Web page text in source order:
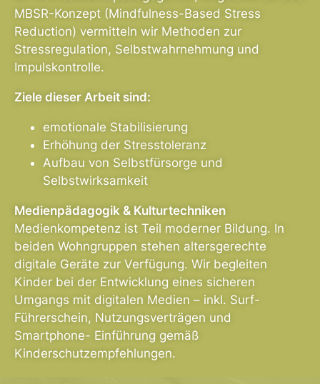
MBSR-Konzept (Mindfulness-Based Stress
Reduction) vermitteln wir Methoden zur
Stressregulation, Selbstwahrnehmung und
Impulskontrolle.
Ziele dieser Arbeit sind:
emotionale Stabilisierung
Erhöhung der Stresstoleranz
Aufbau von Selbstfürsorge und
Selbstwirksamkeit
Medienpädagogik & Kulturtechniken
Medienkompetenz ist Teil moderner Bildung. In
beiden Wohngruppen stehen altersgerechte
digitale Geräte zur Verfügung. Wir begleiten
Kinder bei der Entwicklung eines sicheren
Umgangs mit digitalen Medien – inkl. Surf-
Führerschein, Nutzungsverträgen und
Smartphone- Einführung gemäß
Kinderschutzempfehlungen.